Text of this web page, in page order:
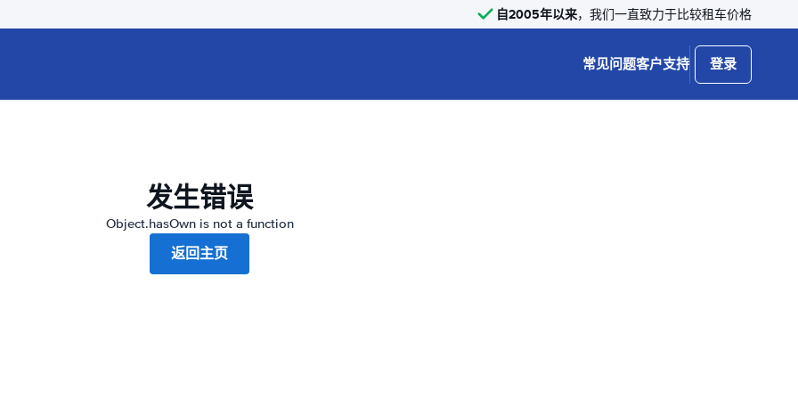
自2005年以来，我们一直致力于比较租车价格
常见问题客户支持 登录
发生错误
Object.hasOwn is not a function
返回主页